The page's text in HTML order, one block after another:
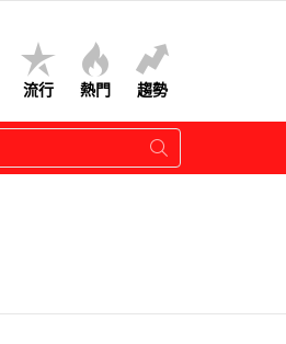
流行 熱門 趨勢